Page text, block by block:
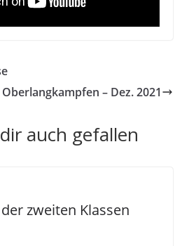
– Dez. 2021
auch gefallen
zweiten Klassen